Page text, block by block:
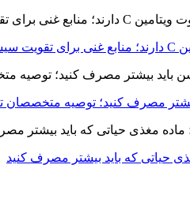
حیاتی که باید بیشتر مصرف کنید